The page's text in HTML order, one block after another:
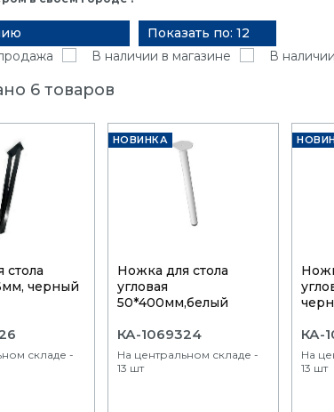
Показать по: 12
В наличии в магазине В
6 товаров
стола
черный
складе -
НОВИНКА
Ножка для стола
угловая
50*400мм,белый
КА-1069324
На центральном складе -
13 шт
КА-
На
13 шт